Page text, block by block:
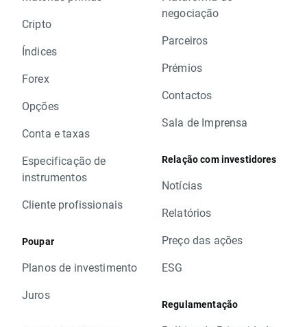
Cripto
Índices
Forex
Opções
Conta e taxas
Especificação de
instrumentos
Cliente profissionais
Poupar
Planos de investimento
Juros
negociação
Parceiros
Prémios
Contactos
Sala de Imprensa
Relação com investidores
Notícias
Relatórios
Preço das ações
ESG
Regulamentação